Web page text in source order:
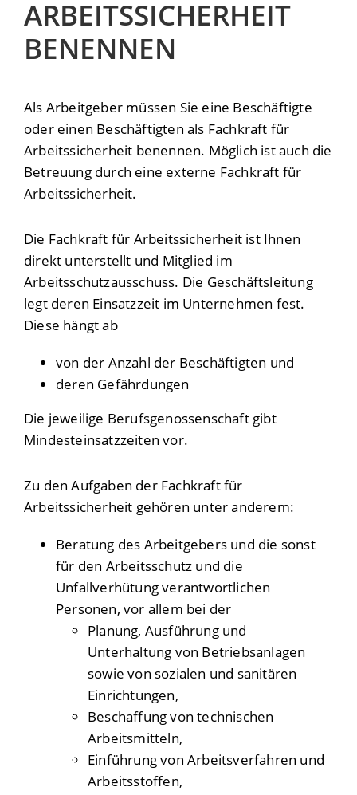
ARBEITSSICHERHEIT
BENENNEN
Als Arbeitgeber müssen Sie eine Beschäftigte
oder einen Beschäftigten als Fachkraft für
Arbeitssicherheit benennen. Möglich ist auch die
Betreuung durch eine externe Fachkraft für
Arbeitssicherheit.
Die Fachkraft für Arbeitssicherheit ist Ihnen
direkt unterstellt und Mitglied im
Arbeitsschutzausschuss. Die Geschäftsleitung
legt deren Einsatzzeit im Unternehmen fest.
Diese hängt ab
von der Anzahl der Beschäftigten und
deren Gefährdungen
Die jeweilige Berufsgenossenschaft gibt
Mindesteinsatzzeitenvor.
Zu den Aufgaben der Fachkraft für
Arbeitssicherheit gehören unter anderem:
Beratung des Arbeitgebers und die sonst
für den Arbeitsschutz und die
Unfallverhütung verantwortlichen
Personen, vor allem bei der
Planung, Ausführung und
Unterhaltung von Betriebsanlagen
sowie von sozialen und sanitären
Einrichtungen,
Beschaffung von technischen
Arbeitsmitteln,
Einführung von Arbeitsverfahren und
Arbeitsstoffen,